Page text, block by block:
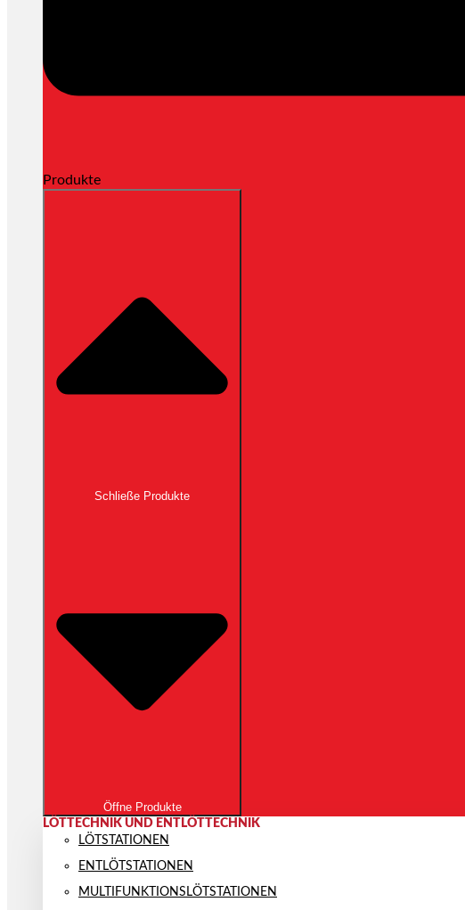
Produkte
Schließe Produkte
Öffne Produkte
LÖTTECHNIK UND ENTLÖTTECHNIK
LÖTSTATIONEN
ENTLÖTSTATIONEN
MULTIFUNKTIONS­LÖTSTATIONEN